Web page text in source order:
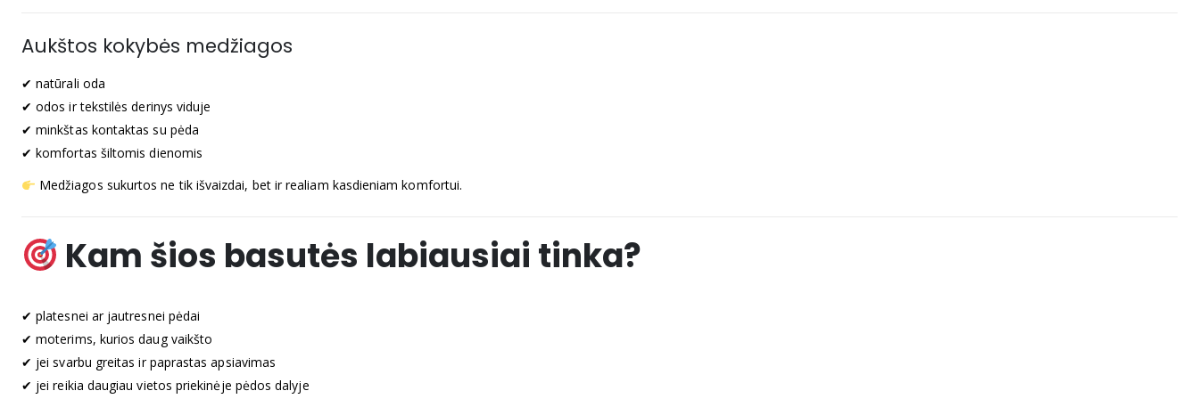
Aukštos kokybės medžiagos
✔ natūrali oda
✔ odos ir tekstilės derinys viduje
✔ minkštas kontaktas su pėda
✔ komfortas šiltomis dienomis
Medžiagos sukurtos ne tik išvaizdai, bet ir realiam kasdieniam komfortui.
Kam šios basutės labiausiai tinka?
✔ platesnei ar jautresnei pėdai
✔ moterims, kurios daug vaikšto
✔ jei svarbu greitas ir paprastas apsiavimas
✔ jei reikia daugiau vietos priekinėje pėdos dalyje